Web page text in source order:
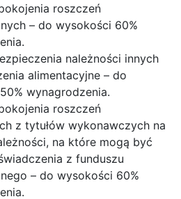
roszczeń
– do wysokości 60%
należności innych
alimentacyjne – do
wynagrodzenia.
roszczeń
z tytułów wykonawczych na
na które mogą być
z funduszu
– do wysokości 60%